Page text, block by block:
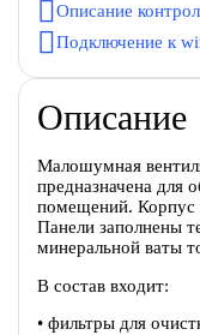
Описание
Подключение к
Описание
Малошумная
предназначена для
помещений. Корпус
Панели заполнены
минеральной ваты
В состав входит:
• фильтры для